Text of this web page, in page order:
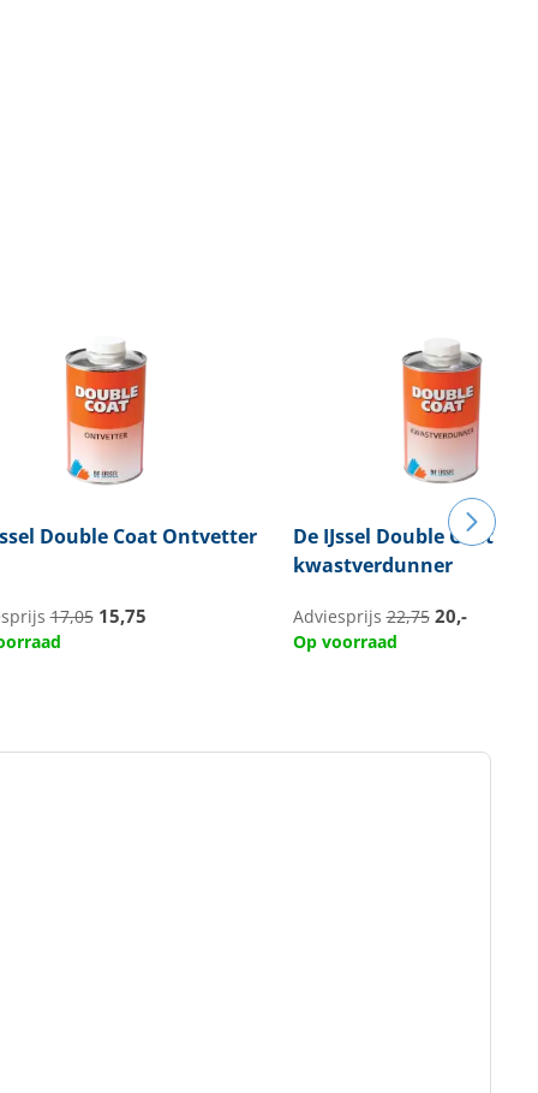
Double Coat Ontvetter
17,05 15,75
De IJssel Double Coat
kwastverdunner
Adviesprijs22,75 20,-
Op voorraad